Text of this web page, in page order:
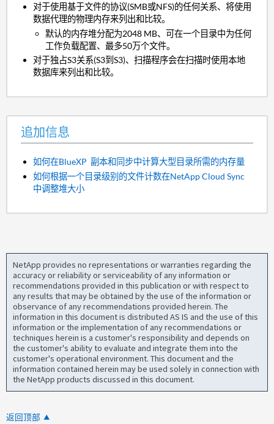
对于使用基于文件的协议(SMB或NFS)的任何关系、将使用
数据代理的物理内存来列出和比较。
默认的内存堆分配为2048 MB、可在一个目录中为任何
工作负载配置、最多50万个文件。
对于独占S3关系(S3到S3)、扫描程序会在扫描时使用本地
数据库来列出和比较。
追加信息
如何在BlueXP 副本和同步中计算大型目录所需的内存量
如何根据一个目录级别的文件计数在NetApp Cloud Sync
中调整堆大小
NetApp provides no representations or warranties regarding the
accuracy or reliability or serviceability of any information or
recommendations provided in this publication or with respect to
any results that may be obtained by the use of the information or
observance of any recommendations provided herein. The
information in this document is distributed AS IS and the use of this
information or the implementation of any recommendations or
techniques herein is a customer's responsibility and depends on
the customer's ability to evaluate and integrate them into the
customer's operational environment. This document and the
information contained herein may be used solely in connection with
the NetApp products discussed in this document.
返回顶部